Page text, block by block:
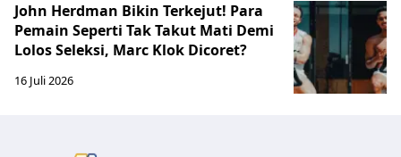
John Herdman Bikin Terkejut! Para
Pemain Seperti Tak Takut Mati Demi
Lolos Seleksi, Marc Klok Dicoret?
16 Juli 2026